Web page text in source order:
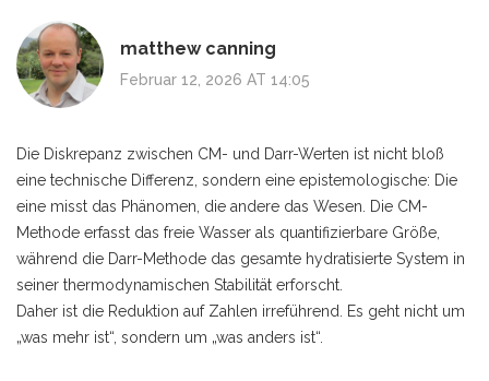
matthew canning
Februar 12, 2026 AT 14:05
Die Diskrepanz zwischen CM- und Darr-Werten ist nicht bloß
eine technische Differenz, sondern eine epistemologische: Die
eine misst das Phänomen, die andere das Wesen. Die CM-
Methode erfasst das freie Wasser als quantifizierbare Größe,
während die Darr-Methode das gesamte hydratisierte System in
seiner thermodynamischen Stabilität erforscht.
Daher ist die Reduktion auf Zahlen irreführend. Es geht nicht um
„was mehr ist“, sondern um „was anders ist“.